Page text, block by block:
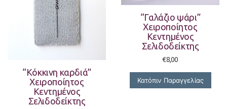
“Κόκκινη καρδιά”
Χειροποίητος
Κεντημένος
Σελιδοδείκτης
“Γαλάζιο ψάρι”
Χειροποίητος
Κεντημένος
Σελιδοδείκτης
€8,00
Κατόπιν Παραγγελίας